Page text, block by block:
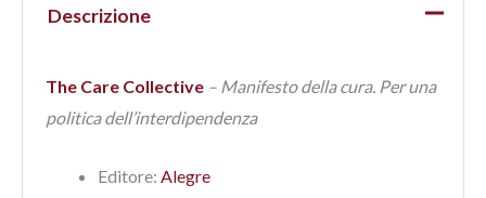
Descrizione
The Care Collective – Manifesto della cura. Per una
politica dell’interdipendenza
Editore: Alegre